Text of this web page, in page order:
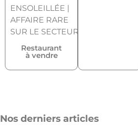
Restaurant
à vendre
Nos derniers articles